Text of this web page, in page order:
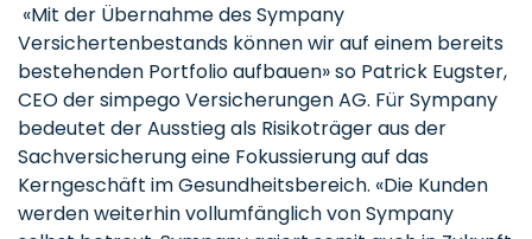
«Mit der Übernahme des Sympany
Versichertenbestands können wir auf einem bereits
bestehenden Portfolio aufbauen» so Patrick Eugster,
CEO der simpego Versicherungen AG. Für Sympany
bedeutet der Ausstieg als Risikoträger aus der
Sachversicherung eine Fokussierung auf das
Kerngeschäft im Gesundheitsbereich. «Die Kunden
werden weiterhin vollumfänglich von Sympany